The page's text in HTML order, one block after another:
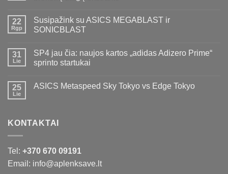
22
Rgp
Susipažink su ASICS MEGABLAST ir
SONICBLAST
31
Lie
SP4 jau čia: naujos kartos „adidas Adizero Prime“
sprinto startukai
25
Lie
ASICS Metaspeed Sky Tokyo vs Edge Tokyo
KONTAKTAI
Tel: +370 670 09191
Email: info@aplenksave.lt